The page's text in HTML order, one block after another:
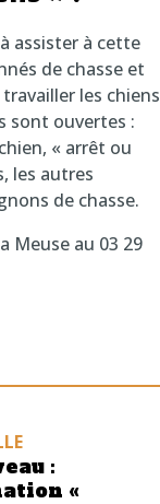
assister à cette
de chasse et
les chiens
sont ouvertes :
« arrêt ou
les autres
de chasse.
Meuse au 03 29
:
«